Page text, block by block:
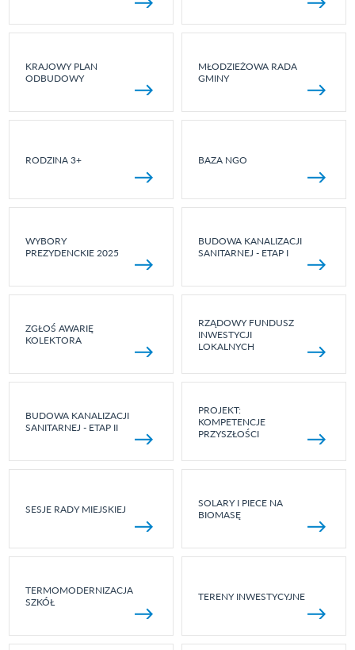
KRAJOWY PLAN
ODBUDOWY
MŁODZIEŻOWA RADA
GMINY
RODZINA 3+ BAZA NGO
WYBORY
PREZYDENCKIE 2025
BUDOWA KANALIZACJI
SANITARNEJ - ETAP I
ZGŁOŚ AWARIĘ
KOLEKTORA
RZĄDOWY FUNDUSZ
INWESTYCJI
LOKALNYCH
BUDOWA KANALIZACJI
SANITARNEJ - ETAP II
PROJEKT:
KOMPETENCJE
PRZYSZŁOŚCI
SESJE RADY MIEJSKIEJ
SOLARY I PIECE NA
BIOMASĘ
TERMOMODERNIZACJA
SZKÓŁ
TERENY INWESTYCYJNE